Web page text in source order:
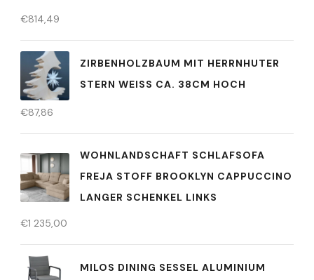
€814,49
ZIRBENHOLZBAUM MIT HERRNHUTER
STERN WEISS CA. 38CM HOCH
€87,86
WOHNLANDSCHAFT SCHLAFSOFA
FREJA STOFF BROOKLYN CAPPUCCINO
LANGER SCHENKEL LINKS
€1 235,00
MILOS DINING SESSEL ALUMINIUM